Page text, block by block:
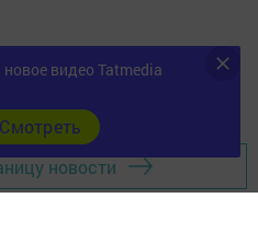
новости
видео Tatmedia
Cмотреть